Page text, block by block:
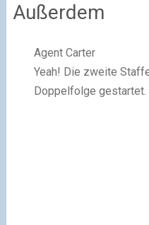
Außerdem
Agent Carter
Yeah! Die zweite
Doppelfolge gestartet.